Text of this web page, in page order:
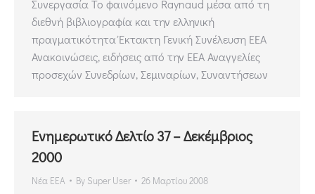
Συνεργασία Το φαινόμενο Raynaud μέσα από τη
διεθνή βιβλιογραφία και την ελληνική
πραγματικότητα Έκτακτη Γενική Συνέλευση ΕΕΑ
Ανακοινώσεις, ειδήσεις από την ΕΕΑ Αναγγελίες
προσεχών Συνεδρίων, Σεμιναρίων, Συναντήσεων
Ενημερωτικό Δελτίο 37 – Δεκέμβριος
2000
Νέα ΕΕΑ By Super User 26 Μαρτίου 2008